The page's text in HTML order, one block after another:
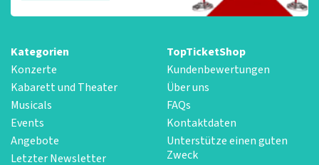
Kategorien
Konzerte
Kabarett und Theater
Musicals
Events
Angebote
Letzter Newsletter
TopTicketShop
Kundenbewertungen
Über uns
FAQs
Kontaktdaten
Unterstütze einen guten
Zweck